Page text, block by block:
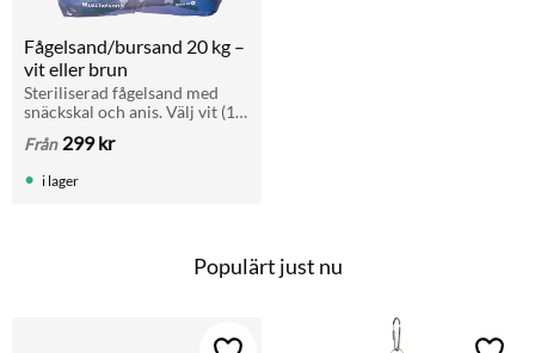
Fågelsand/bursand 20 kg –
vit eller brun
Steriliserad fågelsand med
snäckskal och anis. Välj vit (15
hygienisk och fräsch doft.
Från 299kr
i lager
Populärt just nu